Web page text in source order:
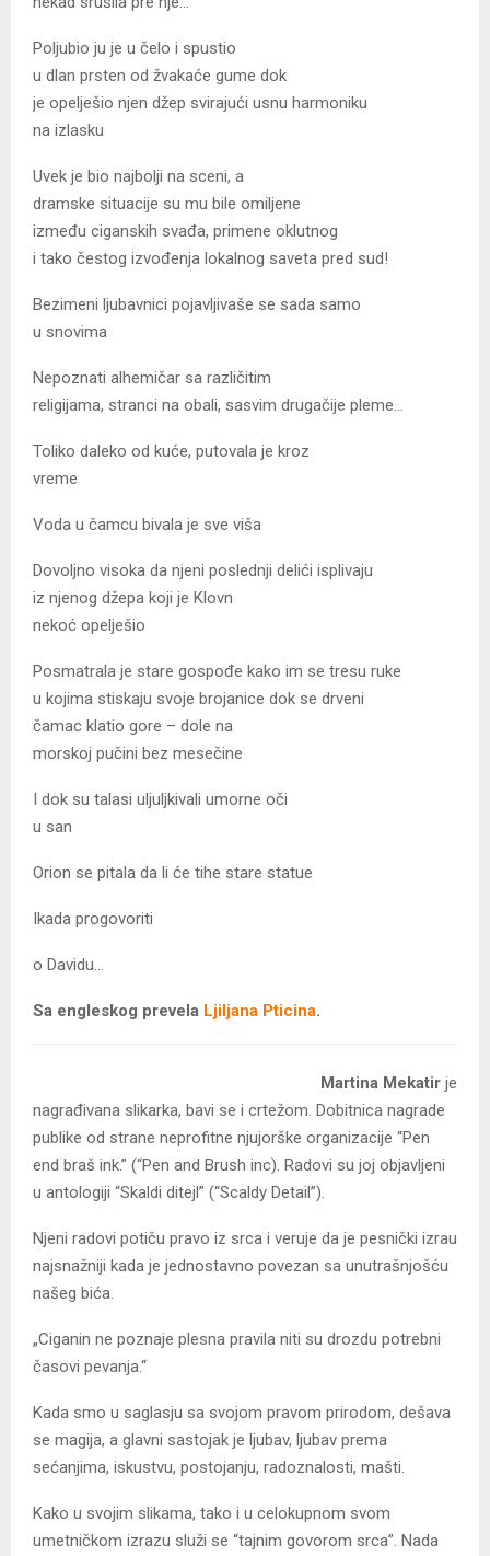
Poljubio ju je u čelo i spustio
u dlan prsten od žvakaće gume dok
je opelješio njen džep svirajući usnu harmoniku
na izlasku
Uvek je bio najbolji na sceni, a
dramske situacije su mu bile omiljene
između ciganskih svađa, primene oklutnog
i tako čestog izvođenja lokalnog saveta pred sud!
Bezimeni ljubavnici pojavljivaše se sada samo
u snovima
Nepoznati alhemičar sa različitim
religijama, stranci na obali, sasvim drugačije pleme…
Toliko daleko od kuće, putovala je kroz
vreme
Voda u čamcu bivala je sve viša
Dovoljno visoka da njeni poslednji delići isplivaju
iz njenog džepa koji je Klovn
nekoć opelješio
Posmatrala je stare gospođe kako im se tresu ruke
u kojima stiskaju svoje brojanice dok se drveni
čamac klatio gore – dole na
morskoj pučini bez mesečine
I dok su talasi uljuljkivali umorne oči
u san
Orion se pitala da li će tihe stare statue
Ikada progovoriti
o Davidu…
Sa engleskog prevela Ljiljana Pticina.
Martina Mekatir je
nagrađivana slikarka, bavi se i crtežom. Dobitnica nagrade
publike od strane neprofitne njujorške organizacije “Pen
end braš ink.” (“Pen and Brush inc). Radovi su joj objavljeni
u antologiji “Skaldi ditejl” (“Scaldy Detail”).
Njeni radovi potiču pravo iz srca i veruje da je pesnički izrau
najsnažniji kada je jednostavno povezan sa unutrašnjošću
našeg bića.
„Ciganin ne poznaje plesna pravila niti su drozdu potrebni
časovi pevanja.“
Kada smo u saglasju sa svojom pravom prirodom, dešava
se magija, a glavni sastojak je ljubav, ljubav prema
sećanjima, iskustvu, postojanju, radoznalosti, mašti.
Kako u svojim slikama, tako i u celokupnom svom
umetničkom izrazu služi se “tajnim govorom srca”. Nada